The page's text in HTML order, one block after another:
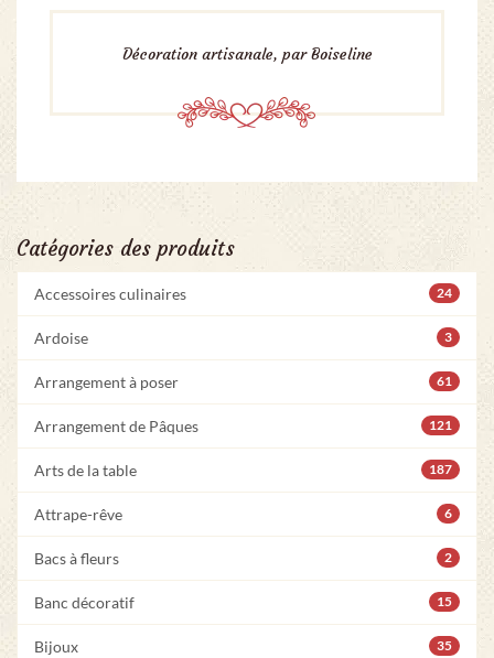
Décoration artisanale, par Boiseline
Catégories des produits
Accessoires culinaires 24
Ardoise 3
Arrangement à poser 61
Arrangement de Pâques 121
Arts de la table 187
Attrape-rêve 6
Bacs à fleurs 2
Banc décoratif 15
Bijoux 35